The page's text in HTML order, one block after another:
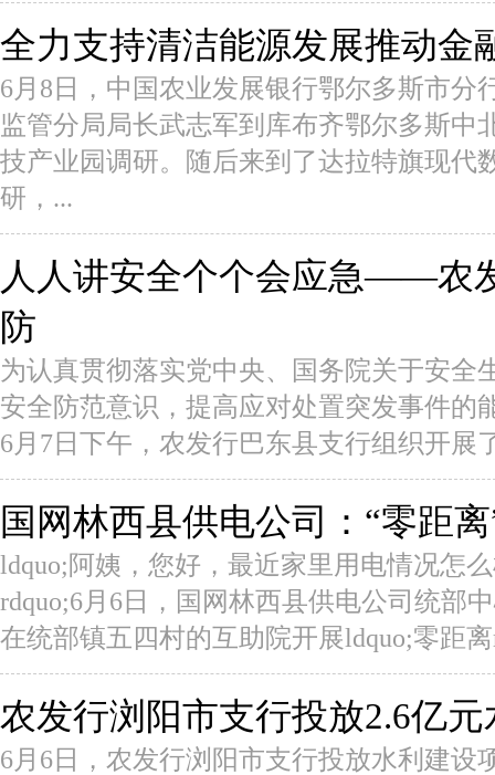
全力支持清洁能源发展推动金
6月8日，中国农业发展银行鄂尔多斯市分
监管分局局长武志军到库布齐鄂尔多斯中
技产业园调研。随后来到了达拉特旗现代
研，...
人人讲安全个个会应急——农
防
为认真贯彻落实党中央、国务院关于安全
安全防范意识，提高应对处置突发事件的
6月7日下午，农发行巴东县支行组织开展
国网林西县供电公司：“零距
ldquo;阿姨，您好，最近家里用电情况怎
rdquo;6月6日，国网林西县供电公司统部
在统部镇五四村的互助院开展ldquo;零距离
农发行浏阳市支行投放2.6亿
6月6日，农发行浏阳市支行投放水利建设